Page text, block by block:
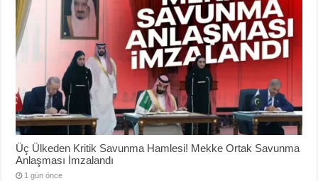
Üç Ülkeden Kritik Savunma Hamlesi! Mekke Ortak Savunma
Anlaşması İmzalandı
1 gün önce